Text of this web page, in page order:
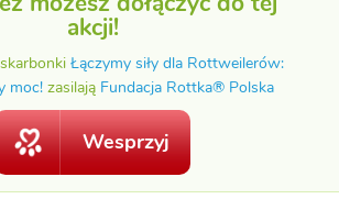
akcji!
Łączymy siły dla Rottweilerów:
moc!zasilają Fundacja Rottka® Polska
Wesprzyj